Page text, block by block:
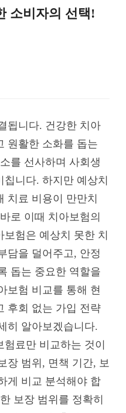
소비자의 선택!
됩니다. 건강한 치아
원활한 소화를 돕는
를 선사하며 사회생
니다. 하지만 예상치
치료 비용이 만만치
로 이때 치아보험의
험은 예상치 못한 치
담을 덜어주고, 안정
돕는 중요한 역할을
보험 비교를 통해 현
후회 없는 가입 전략
히 알아보겠습니다.
료만 비교하는 것이
장 범위, 면책 기간, 보
게 비교 분석해야 합
보장 범위를 정확히